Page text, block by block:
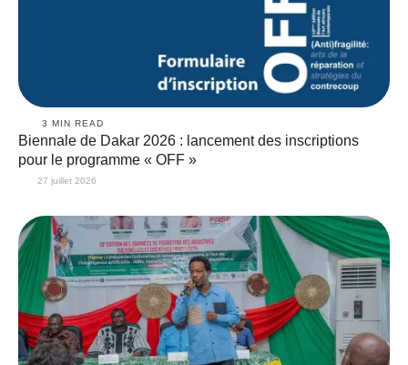
3 MIN READ
Biennale de Dakar 2026 : lancement des inscriptions
pour le programme « OFF »
27 juillet 2026